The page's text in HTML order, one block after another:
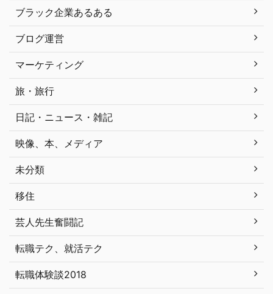
ブラック企業あるある
ブログ運営
マーケティング
旅・旅行
日記・ニュース・雑記
映像、本、メディア
未分類
移住
芸人先生奮闘記
転職テク、就活テク
転職体験談2018